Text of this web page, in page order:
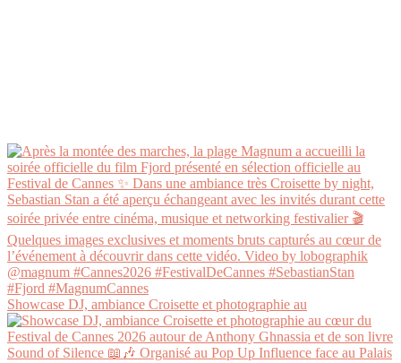
Showcase DJ, ambiance Croisette et photographie au